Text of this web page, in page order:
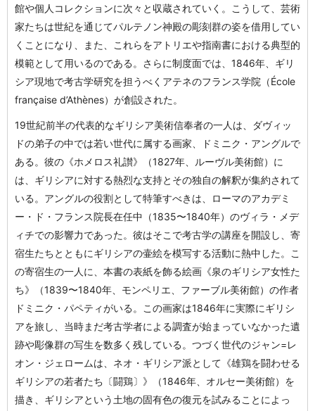
館や個人コレクションに次々と収蔵されていく。こうして、芸術
家たちは世紀を通じてパルテノン神殿の彫刻群の姿を借用してい
くことになり、また、これらをアトリエや指南書における典型的
模範として用いるのである。さらに制度面では、1846年、ギリ
シア現地で考古学研究を担うべくアテネのフランス学院（École
française d’Athènes）が創設された。
19世紀前半の代表的なギリシア美術信奉者の一人は、ダヴィッ
ドの弟子の中では若い世代に属する画家、ドミニク・アングルで
ある。彼の《ホメロス礼讃》（1827年、ルーヴル美術館）に
は、ギリシアに対する熱烈な支持とその独自の解釈が集約されて
いる。アングルの役割として特筆すべきは、ローマのアカデミ
ー・ド・フランス院長在任中（1835〜1840年）のヴィラ・メデ
ィチでの影響力であった。彼はそこで考古学の講座を開設し、寄
宿生たちとともにギリシアの壷絵を模写する活動に熱中した。こ
の寄宿生の一人に、本書の表紙を飾る絵画《泉のギリシア女性た
ち》（1839〜1840年、モンペリエ、ファーブル美術館）の作者
ドミニク・パペティがいる。この画家は1846年に実際にギリシ
アを旅し、当時まだ考古学者による調査が始まっていなかった遺
跡や彫像群の写生を数多く残している。つづく世代のジャン=レ
オン・ジェロームは、ネオ・ギリシア派として《雄鶏を闘わせる
ギリシアの若者たち〔闘鶏〕》（1846年、オルセー美術館）を
描き、ギリシアという土地の固有色の復元を試みることによっ